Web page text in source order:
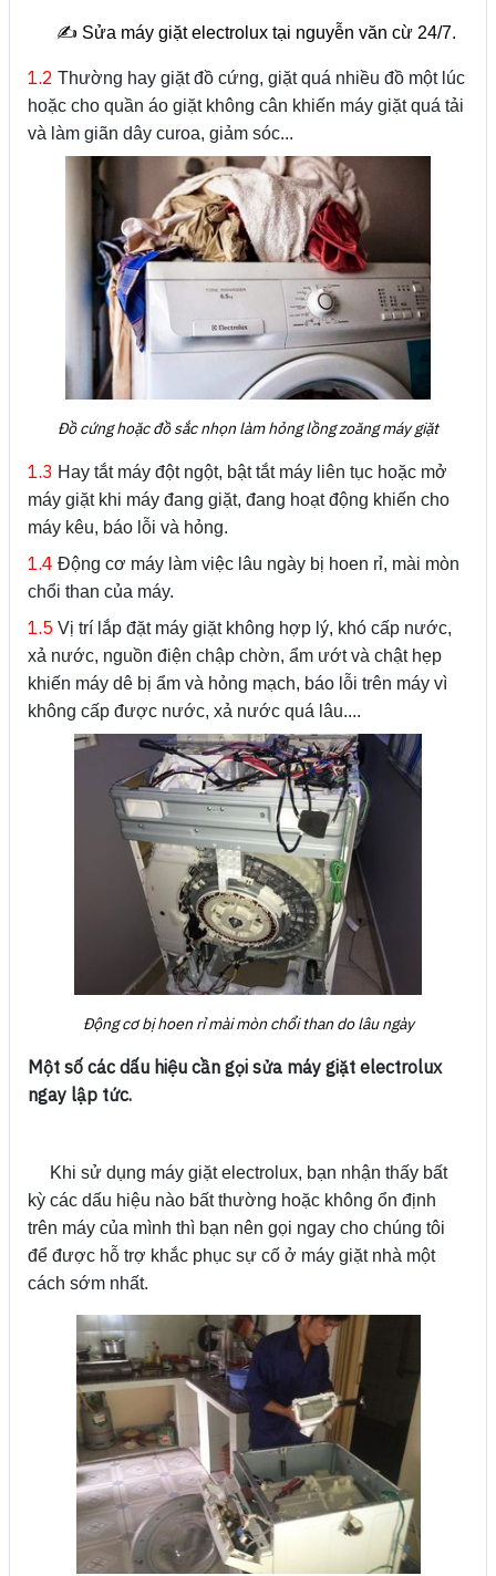
✍️ Sửa máy giặt electrolux tại nguyễn văn cừ 24/7.
1.2 Thường hay giặt đồ cứng, giặt quá nhiều đồ một lúc
hoặc cho quần áo giặt không cân khiến máy giặt quá tải
và làm giãn dây curoa, giảm sóc...
Đồ cứng hoặc đồ sắc nhọn làm hỏng lồng zoăng máy giặt
1.3 Hay tắt máy đột ngột, bật tắt máy liên tục hoặc mở
máy giặt khi máy đang giặt, đang hoạt động khiến cho
máy kêu, báo lỗi và hỏng.
1.4 Động cơ máy làm việc lâu ngày bị hoen rỉ, mài mòn
chổi than của máy.
1.5 Vị trí lắp đặt máy giặt không hợp lý, khó cấp nước,
xả nước, nguồn điện chập chờn, ẩm ướt và chật hẹp
khiến máy dê bị ẩm và hỏng mạch, báo lỗi trên máy vì
không cấp được nước, xả nước quá lâu....
Động cơ bị hoen rỉ mài mòn chổi than do lâu ngày
Một số các dấu hiệu cần gọi sửa máy giặt electrolux
ngay lập tức.
Khi sử dụng máy giặt electrolux, bạn nhận thấy bất
kỳ các dấu hiệu nào bất thường hoặc không ổn định
trên máy của mình thì bạn nên gọi ngay cho chúng tôi
để được hỗ trợ khắc phục sự cố ở máy giặt nhà một
cách sớm nhất.